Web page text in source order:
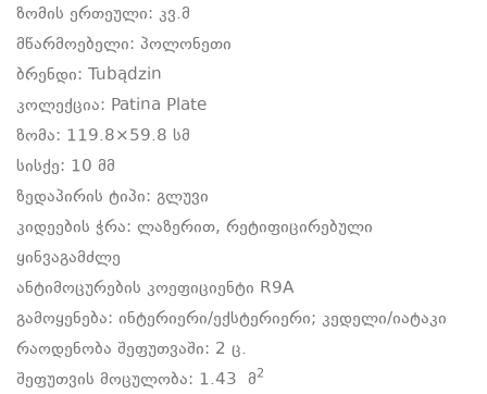
ზომის ერთეული: კვ.მ
მწარმოებელი: პოლონეთი
ბრენდი: Tubądzin
კოლექცია: Patina Plate
ზომა: 119.8×59.8 სმ
სისქე: 10 მმ
ზედაპირის ტიპი: გლუვი
კიდეების ჭრა: ლაზერით, რეტიფიცირებული
ყინვაგამძლე
ანტიმოცურების კოეფიციენტი R9A
გამოყენება: ინტერიერი/ექსტერიერი; კედელი/იატაკი
რაოდენობა შეფუთვაში: 2 ც.
შეფუთვის მოცულობა: 1.43 მ2